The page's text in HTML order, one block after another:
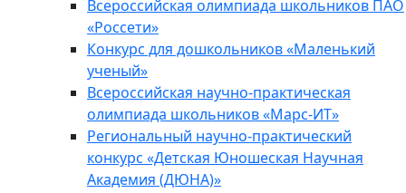
Всероссийская олимпиада школьников ПАО
«Россети»
Конкурс для дошкольников «Маленький
ученый»
Всероссийская научно-практическая
олимпиада школьников «Марс-ИТ»
Региональный научно-практический
конкурс «Детская Юношеская Научная
Академия (ДЮНА)»